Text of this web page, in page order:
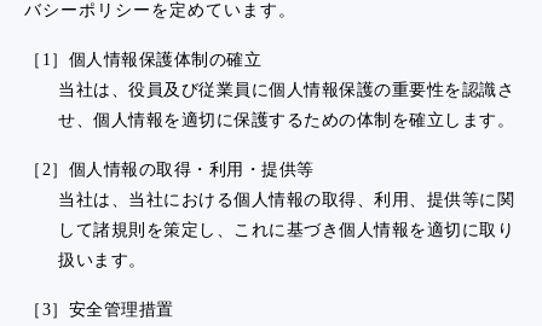
バシーポリシーを定めています。
［1］個人情報保護体制の確立
当社は、役員及び従業員に個人情報保護の重要性を認識さ
せ、個人情報を適切に保護するための体制を確立します。
［2］個人情報の取得・利用・提供等
当社は、当社における個人情報の取得、利用、提供等に関
して諸規則を策定し、これに基づき個人情報を適切に取り
扱います。
［3］安全管理措置